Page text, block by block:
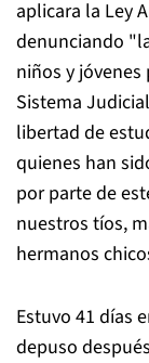
aplicara la Ley
denunciando
niños y
Sistema
libertad de
quienes han
por parte de
nuestros tíos,
hermanos
Estuvo 41 días
depuso